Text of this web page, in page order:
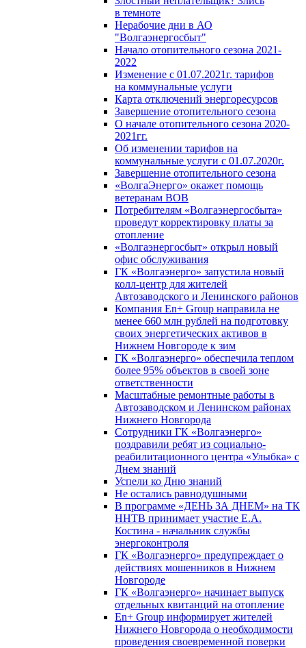
в темноте
Нерабочие дни в АО
"Волгаэнергосбыт"
Начало отопительного сезона 2021-
2022
Изменение с 01.07.2021г. тарифов
на коммунальные услуги
Карта отключений энергоресурсов
Завершение отопительного сезона
О начале отопительного сезона 2020-
2021гг.
Об изменении тарифов на
коммунальные услуги с 01.07.2020г.
Завершение отопительного сезона
«ВолгаЭнерго» окажет помощь
ветеранам ВОВ
Потребителям «Волгаэнергосбыта»
проведут корректировку платы за
отопление
«Волгаэнергосбыт» открыл новый
офис обслуживания
ГК «Волгаэнерго» запустила новый
колл-центр для жителей
Автозаводского и Ленинского районов
Компания En+ Group направила не
менее 660 млн рублей на подготовку
своих энергетических активов в
Нижнем Новгороде к зим
ГК «Волгаэнерго» обеспечила теплом
более 95% объектов в своей зоне
ответственности
Масштабные ремонтные работы в
Автозаводском и Ленинском районах
Нижнего Новгорода
Сотрудники ГК «Волгаэнерго»
поздравили ребят из социально-
реабилитационного центра «Улыбка» с
Днем знаний
Успели ко Дню знаний
Не остались равнодушными
В программе «ДЕНЬ ЗА ДНЕМ» на ТК
ННТВ принимает участие Е.А.
Костина - начальник службы
энергоконтроля
ГК «Волгаэнерго» предупреждает о
действиях мошенников в Нижнем
Новгороде
ГК «Волгаэнерго» начинает выпуск
отдельных квитанций на отопление
En+ Group информирует жителей
Нижнего Новгорода о необходимости
проведения своевременной поверки